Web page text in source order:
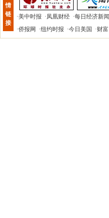
情
链
接
·美中时报 ·凤凰财经 ·每日经济新闻
·侨报网 ·纽约时报 ·今日美国 ·财富